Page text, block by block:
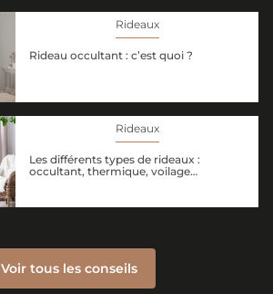
Rideaux
Rideau occultant : c’est quoi ?
Rideaux
Les différents types de rideaux :
occultant, thermique, voilage…
Voir tous les conseils